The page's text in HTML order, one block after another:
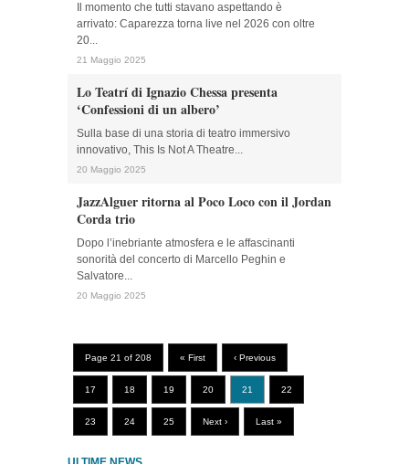
Il momento che tutti stavano aspettando è
arrivato: Caparezza torna live nel 2026 con oltre
20...
21 Maggio 2025
Lo Teatrí di Ignazio Chessa presenta
‘Confessioni di un albero’
Sulla base di una storia di teatro immersivo
innovativo, This Is Not A Theatre...
20 Maggio 2025
JazzAlguer ritorna al Poco Loco con il Jordan
Corda trio
Dopo l’inebriante atmosfera e le affascinanti
sonorità del concerto di Marcello Peghin e
Salvatore...
20 Maggio 2025
Page 21 of 208 « First ‹ Previous
17 18 19 20 21 22
23 24 25 Next › Last »